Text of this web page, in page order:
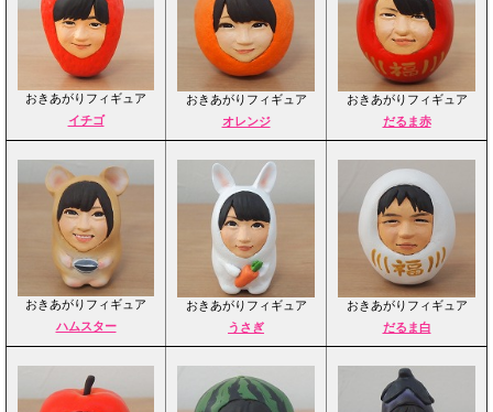
おきあがりフィギュア
イチゴ
おきあがりフィギュア
オレンジ
おきあがりフィギュア
だるま赤
おきあがりフィギュア
ハムスター
おきあがりフィギュア
うさぎ
おきあがりフィギュア
だるま白